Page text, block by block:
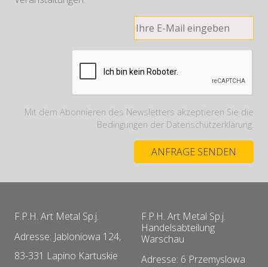
Mit dem Abonnieren des Newsletters akzeptieren Sie die
Bedingungen der Datenschutzerklärung.
F.P.H. Art Metal Sp.j.
Adresse: Jabloniowa 124,
83-331 Lapino Kartuskie
F.P.H. Art Metal Sp.j.
Handelsabteilung
Warschau
Adresse: 6 Przemyslowa